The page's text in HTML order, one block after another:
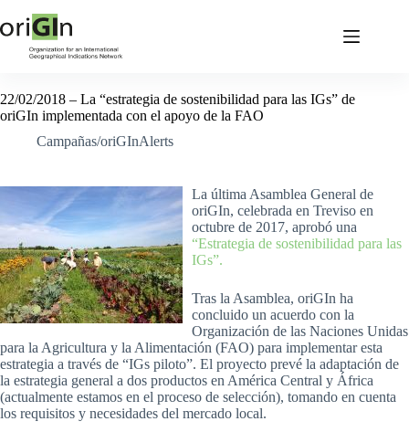
22/02/2018 – La “estrategia de sostenibilidad para las IGs” de
oriGIn implementada con el apoyo de la FAO
Campañas/oriGInAlerts
La última Asamblea General de
oriGIn, celebrada en Treviso en
octubre de 2017, aprobó una
“Estrategia de sostenibilidad para las
IGs”.
Tras la Asamblea, oriGIn ha
concluido un acuerdo con la
Organización de las Naciones Unidas
para la Agricultura y la Alimentación (FAO) para implementar esta
estrategia a través de “IGs piloto”. El proyecto prevé la adaptación de
la estrategia general a dos productos en América Central y África
(actualmente estamos en el proceso de selección), tomando en cuenta
los requisitos y necesidades del mercado local.